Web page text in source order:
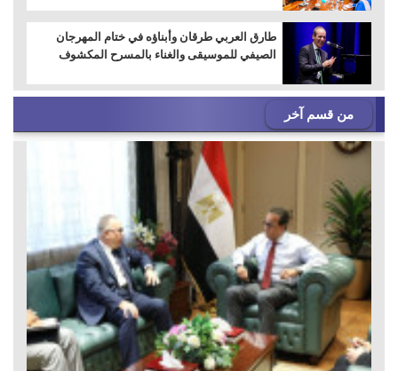
طارق العربي طرقان وأبناؤه في ختام المهرجان
الصيفي للموسيقى والغناء بالمسرح المكشوف
من قسم آخر